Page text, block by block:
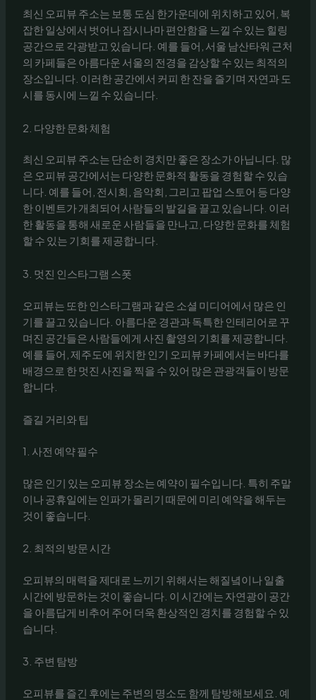
최신 오피뷰 주소는 보통 도심 한가운데에 위치하고 있어, 복
잡한 일상에서 벗어나 잠시나마 편안함을 느낄 수 있는 힐링
공간으로 각광받고 있습니다. 예를 들어, 서울 남산타워 근처
의 카페들은 아름다운 서울의 전경을 감상할 수 있는 최적의
장소입니다. 이러한 공간에서 커피 한 잔을 즐기며 자연과 도
시를 동시에 느낄 수 있습니다.
2. 다양한 문화 체험
최신 오피뷰 주소는 단순히 경치만 좋은 장소가 아닙니다. 많
은 오피뷰 공간에서는 다양한 문화적 활동을 경험할 수 있습
니다. 예를 들어, 전시회, 음악회, 그리고 팝업 스토어 등 다양
한 이벤트가 개최되어 사람들의 발길을 끌고 있습니다. 이러
한 활동을 통해 새로운 사람들을 만나고, 다양한 문화를 체험
할 수 있는 기회를 제공합니다.
3. 멋진 인스타그램 스폿
오피뷰는 또한 인스타그램과 같은 소셜 미디어에서 많은 인
기를 끌고 있습니다. 아름다운 경관과 독특한 인테리어로 꾸
며진 공간들은 사람들에게 사진 촬영의 기회를 제공합니다.
예를 들어, 제주도에 위치한 인기 오피뷰 카페에서는 바다를
배경으로 한 멋진 사진을 찍을 수 있어 많은 관광객들이 방문
합니다.
즐길 거리와 팁
1. 사전 예약 필수
많은 인기 있는 오피뷰 장소는 예약이 필수입니다. 특히 주말
이나 공휴일에는 인파가 몰리기 때문에 미리 예약을 해두는
것이 좋습니다.
2. 최적의 방문 시간
오피뷰의 매력을 제대로 느끼기 위해서는 해질녘이나 일출
시간에 방문하는 것이 좋습니다. 이 시간에는 자연광이 공간
을 아름답게 비추어 주어 더욱 환상적인 경치를 경험할 수 있
습니다.
3. 주변 탐방
오피뷰를 즐긴 후에는 주변의 명소도 함께 탐방해보세요. 예